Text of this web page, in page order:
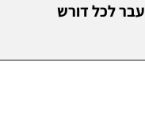
לכל דורש